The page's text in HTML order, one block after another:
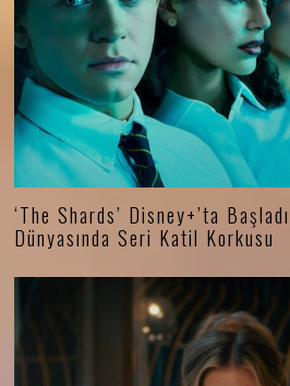
‘The Shards’ Disney+’ta
Dünyasında Seri Katil Korkusu